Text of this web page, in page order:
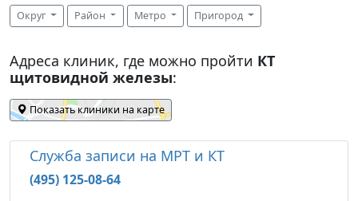
Округ Район Метро Пригород
Адреса клиник, где можно пройти КТ
щитовидной железы:
Показать клиники на карте
Служба записи на МРТ и КТ
(495) 125-08-64